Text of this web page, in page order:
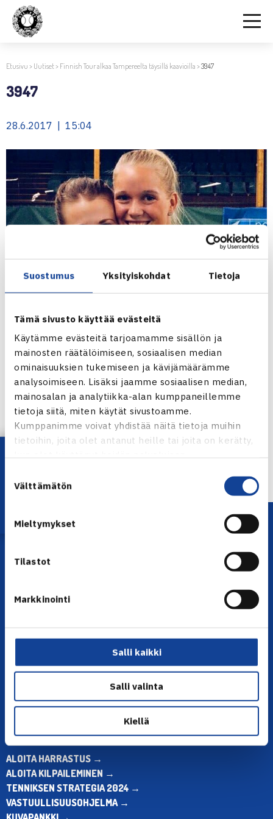
Suostumus Yksityiskohdat Tietoja
Tämä sivusto käyttää evästeitä
Käytämme evästeitä tarjoamamme sisällön ja
mainosten räätälöimiseen, sosiaalisen median
ominaisuuksien tukemiseen ja kävijämäärämme
analysoimiseen. Lisäksi jaamme sosiaalisen median,
mainosalan ja analytiikka-alan kumppaneillemme
tietoja siitä, miten käytät sivustoamme.
Kumppanimme voivat yhdistää näitä tietoja muihin
tietoihin, joita olet antanut heille tai joita on kerätty,
valinta
Välttämätön
Mieltymykset
Tilastot
Markkinointi
Salli kaikki
Salli valinta
Kiellä
Etusivu > Uutiset> Finnish Tour alkaa Tampereelta täysillä kaavioilla >3947
3947
28.6.2017 | 15:04
Jaa:
← Edellinen
Lataa OmaTennis!
Olympiastadion, Paavo Nurmen tie 1, 00250 Helsinki
Toimiston puhelinajat:
sähköpostitse: toimisto@tennis.fi
KAIKKI YHTEYSTIEDOT →
ALOITA HARRASTUS →
ALOITA KILPAILEMINEN →
TENNIKSEN STRATEGIA 2024 →
VASTUULLISUUSOHJELMA →